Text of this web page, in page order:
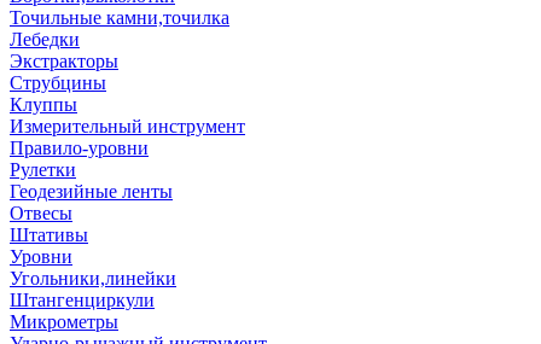
Точильные камни,точилка
Лебедки
Экстракторы
Струбцины
Клуппы
Измерительный инструмент
Правило-уровни
Рулетки
Геодезийные ленты
Отвесы
Штативы
Уровни
Угольники,линейки
Штангенциркули
Микрометры